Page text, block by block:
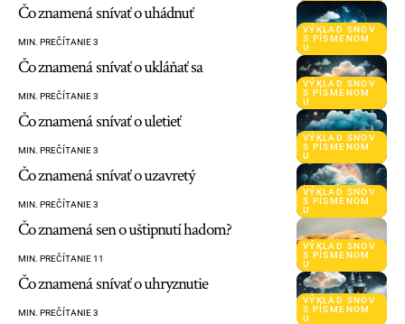
VÝKLAD SNOV
S PÍSMENOM
U
Čo znamená snívať o uhádnuť
MIN. PREČÍTANIE 3
VÝKLAD SNOV
S PÍSMENOM
U
Čo znamená snívať o ukláňať sa
MIN. PREČÍTANIE 3
VÝKLAD SNOV
S PÍSMENOM
U
Čo znamená snívať o uletieť
MIN. PREČÍTANIE 3
VÝKLAD SNOV
S PÍSMENOM
U
Čo znamená snívať o uzavretý
MIN. PREČÍTANIE 3
VÝKLAD SNOV
S PÍSMENOM
U
Čo znamená sen o uštipnutí hadom?
MIN. PREČÍTANIE 11
VÝKLAD SNOV
S PÍSMENOM
U
Čo znamená snívať o uhryznutie
MIN. PREČÍTANIE 3